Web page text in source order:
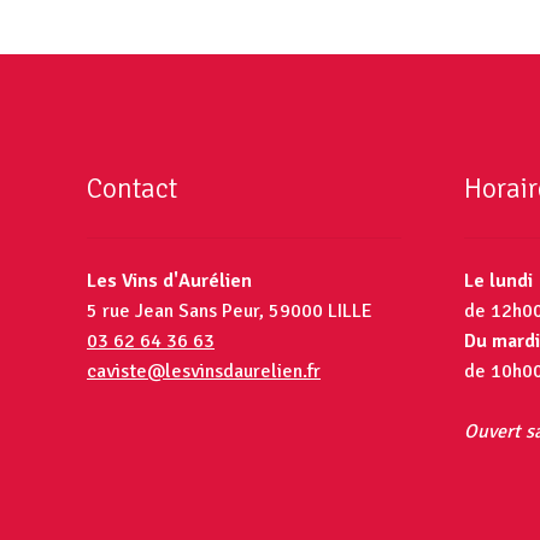
Contact
Les Vins d'Aurélien
5 rue Jean Sans Peur, 59000 LILLE
03 62 64 36 63
caviste@lesvinsdaurelien.fr
Le lundi
de
Du
de
Ouvert